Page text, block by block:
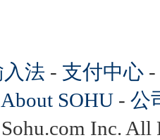
法 - 支付中心 -
About SOHU - 公
Inc.